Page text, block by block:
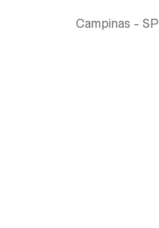
Campinas - SP